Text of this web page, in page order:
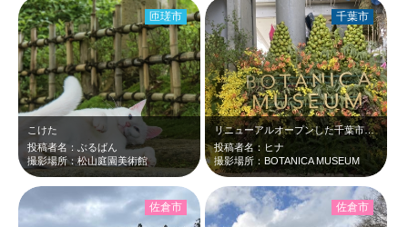
こけた
投稿者名：ぶるばん
撮影場所：松山庭園美術館
匝瑳市
リニューアルオープンした千葉市のBOTANICA MUSEUMに行きました！
投稿者名：ヒナ
撮影場所：BOTANICA MUSEUM
千葉市
佐倉市 佐倉市